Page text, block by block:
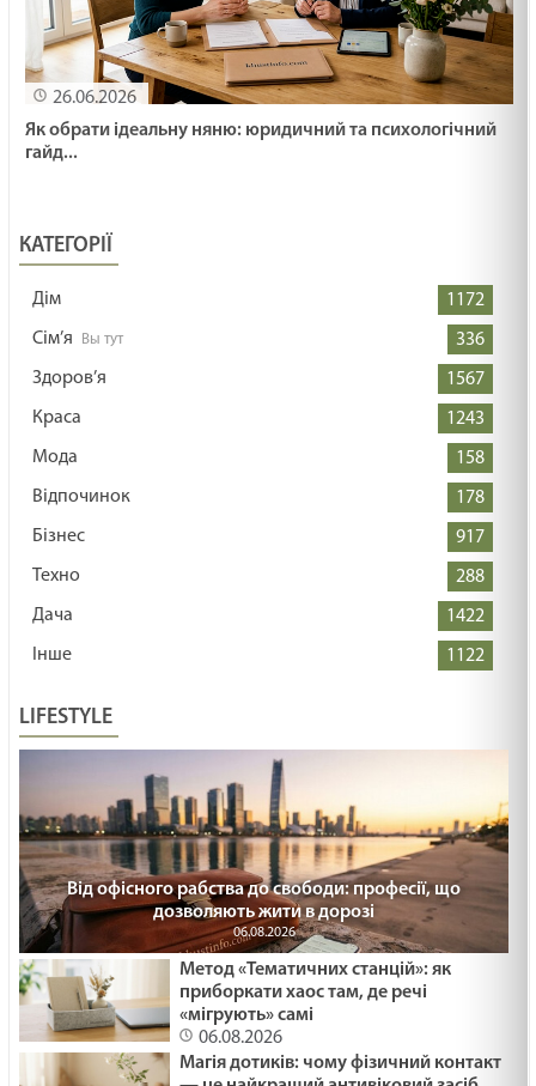
26.06.2026
Як обрати ідеальну няню: юридичний та психологічний
гайд...
КАТЕГОРІЇ
Дім
1172
Сім’я
336
Здоров’я
1567
Краса
1243
Мода
158
Відпочинок
178
Бізнес
917
Техно
288
Дача
1422
Інше
1122
LIFESTYLE
Від офісного рабства до свободи: професії, що
дозволяють жити в дорозі
06.08.2026
Метод «Тематичних станцій»: як
приборкати хаос там, де речі
«мігрують» самі
06.08.2026
Магія дотиків: чому фізичний контакт